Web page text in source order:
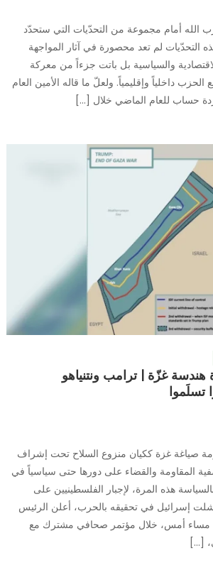
الله أمام مجموعة من التحدّيات التي ستحدّد
التحدّيات لم تعد محصورة في آثار المواجهة
والسياسية بل باتت جزءاً من معركة
داخلياً وإقليمياً. ولعلّ ما قاله الأمين العام
حساب للعام الماضي خلال […]
هندسة غزّة | ترامب ونتنياهو
تسلَموا
صياغة غزة ككيان منزوع السلاح تحت إشراف
المقاومة والقضاء على دورها حتى سياسياً في
هذه المرة، لإجبار الفلسطينيين على
إسرائيل في تحقيقه بالحرب، أعلن الرئيس
مساء أمس، خلال مؤتمر صحافي مشترك مع
[…]